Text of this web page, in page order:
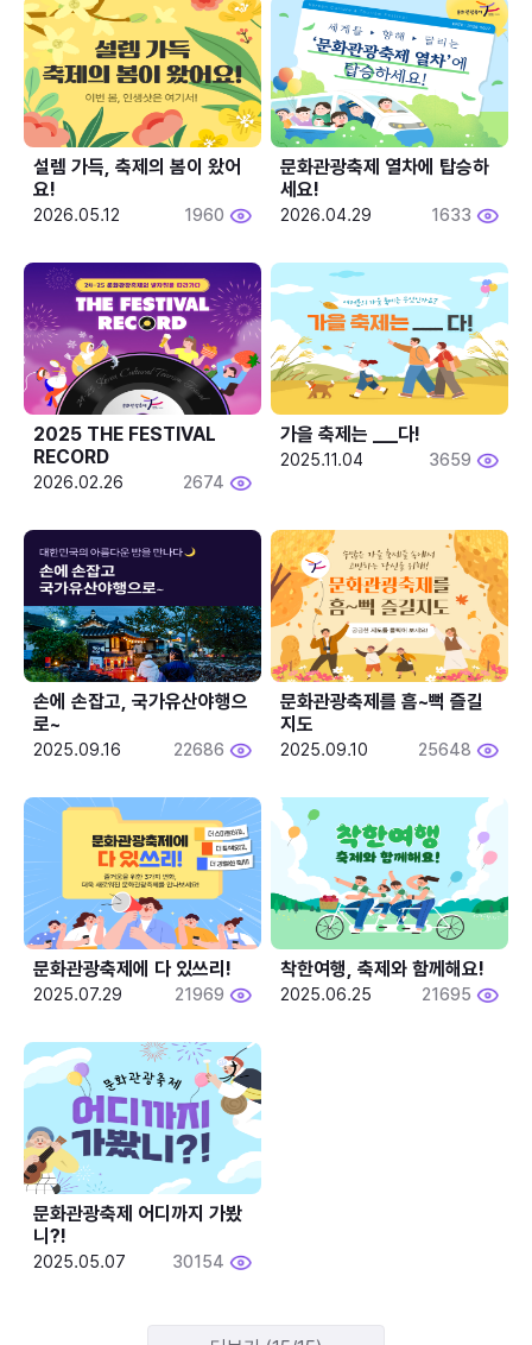
설렘 가득, 축제의 봄이 왔어
요!
2026.05.12 1960
문화관광축제 열차에 탑승하
세요!
2026.04.29 1633
2025 THE FESTIVAL
RECORD
2026.02.26 2674
2025.11.04 3659
손에 손잡고, 국가유산야행으
로~
2025.09.16 22686
문화관광축제를 흠~뻑 즐길
지도
2025.09.10 25648
문화관광축제에 다 있쓰리!
2025.07.29 21969
착한여행, 축제와 함께해요!
2025.06.25 21695
문화관광축제 어디까지 가봤
니?!
2025.05.07 30154